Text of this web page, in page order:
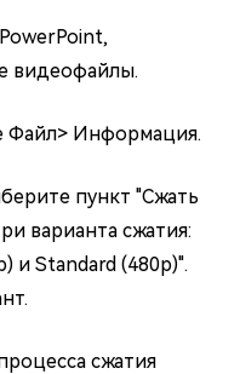
видеофайлы.
Файл> Информация.
пункт "Сжать
варианта сжатия:
и Standard (480p)".
сжатия